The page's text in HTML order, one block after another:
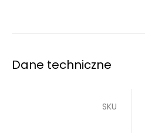
Dane techniczne
SKU